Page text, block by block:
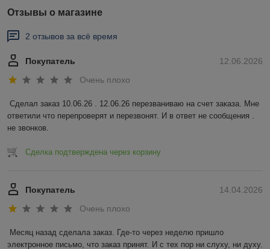
Отзывы о магазине
2 отзывов за всё время
12.06.2026
Покупатель
Очень плохо
Сделал заказ 10.06.26 . 12.06.26 перезваниваю на счет заказа. Мне
ответили что перепроверят и перезвонят. И в ответ не сообщения .
не звонков.
Сделка подтверждена через корзину
14.04.2026
Покупатель
Очень плохо
Месяц назад сделала заказ. Где-то через неделю пришло
электронное письмо, что заказ принят. И с тех пор ни слуху, ни духу.